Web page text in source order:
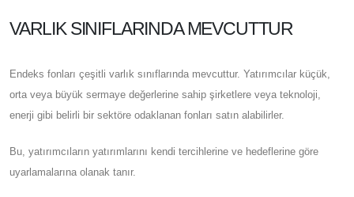
VARLIK SINIFLARINDA MEVCUTTUR
Endeks fonları çeşitli varlık sınıflarında mevcuttur. Yatırımcılar küçük,
orta veya büyük sermaye değerlerine sahip şirketlere veya teknoloji,
enerji gibi belirli bir sektöre odaklanan fonları satın alabilirler.
Bu, yatırımcıların yatırımlarını kendi tercihlerine ve hedeflerine göre
uyarlamalarına olanak tanır.